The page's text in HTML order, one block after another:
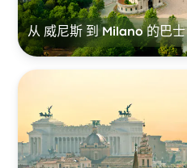
从 威尼斯 到 Milano 的巴士